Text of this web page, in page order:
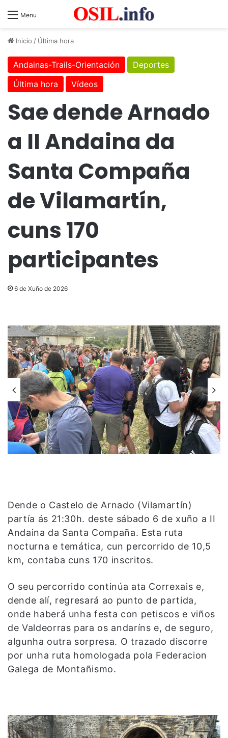
Menu
Inicio / Última hora
Andainas-Trails-Orientación
Deportes
Última hora
Vídeos
Sae dende Arnado
a II Andaina da
Santa Compaña
de Vilamartín,
cuns 170
participantes
6 de Xuño de 2026
Dende o Castelo de Arnado (Vilamartín)
partía ás 21:30h. deste sábado 6 de xuño a II
Andaina da Santa Compaña. Esta ruta
nocturna e temática, cun percorrido de 10,5
km, contaba cuns 170 inscritos.
O seu percorrido continúa ata Correxais e,
dende alí, regresará ao punto de partida,
onde haberá unha festa con petiscos e viños
de Valdeorras para os andaríns e, de seguro,
algunha outra sorpresa. O trazado discorre
por unha ruta homologada pola Federacion
Galega de Montañismo.